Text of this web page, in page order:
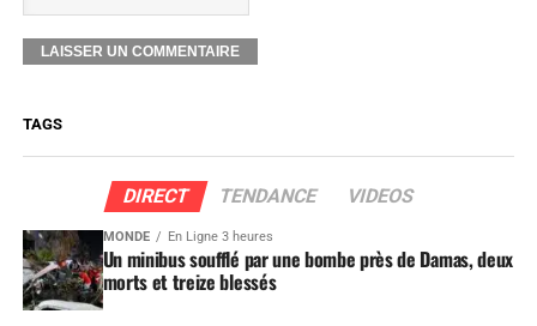
TAGS
DIRECT TENDANCE VIDEOS
MONDE En Ligne 3 heures
Un minibus soufflé par une bombe près de Damas, deux
morts et treize blessés